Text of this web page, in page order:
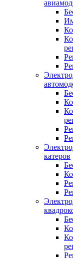
катеров